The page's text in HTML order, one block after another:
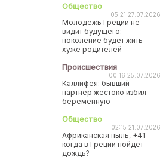
Общество
05:21 27.07.2026
Молодежь Греции не
видит будущего:
поколение будет жить
хуже родителей
Происшествия
00:16 25.07.2026
Каллифея: бывший
партнер жестоко избил
беременную
Общество
02:15 21.07.2026
Африканская пыль, +41:
когда в Греции пойдет
дождь?